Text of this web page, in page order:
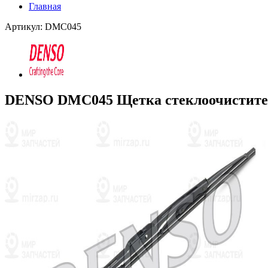
Главная
Артикул: DMC045
DENSO DMC045 Щетка